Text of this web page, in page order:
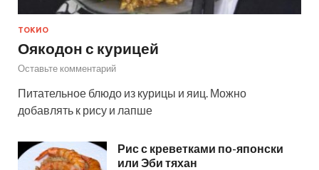
ТОКИО
Оякодон с курицей
Оставьте комментарий
Питательное блюдо из курицы и яиц. Можно
добавлять к рису и лапше
Рис с креветками по-японски
или Эби тяхан